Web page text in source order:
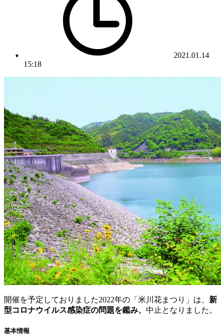
2021.01.14
15:18
開催を予定しておりました2022年の「米川花まつり」は、 新
型コロナウイルス感染症の問題を鑑み、 中止となりました。
基本情報